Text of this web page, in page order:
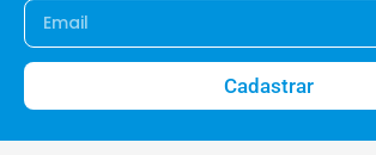
Cadastrar